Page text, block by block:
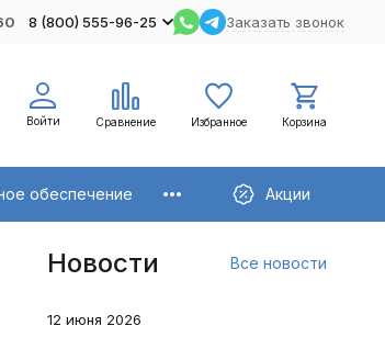
8 (800) 555-96-25 Заказать звонок
Войти Сравнение Избранное Корзина
обеспечение Акции
Новости Все новости
12 июня 2026